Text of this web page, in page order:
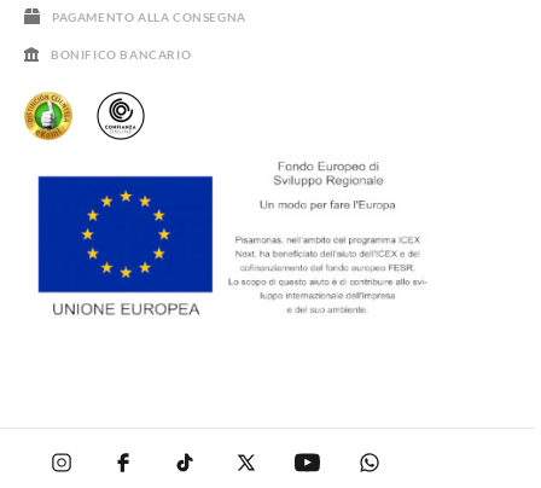
PAGAMENTO ALLA CONSEGNA
BONIFICO BANCARIO